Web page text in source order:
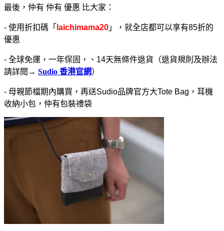
最後，仲有 仲有 優惠 比大家：
- 使用折扣碼「 laichimama20 」，就全店都可以享有85折的
優惠
- 全球免運，一年保固，、14天無條件退貨（退貨規則及辦法
請詳閱→ Sudio 香港官網）
- 母親節檔期內購買，再送Sudio品牌官方大Tote Bag，耳機
收納小包，仲有包裝禮袋